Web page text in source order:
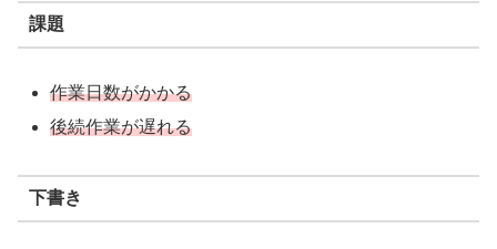
課題
作業日数がかかる
後続作業が遅れる
下書き